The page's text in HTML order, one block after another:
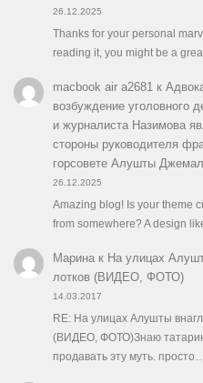
26.12.2025
Thanks for your personal
reading it, you might be a
macbook air a2681 к
возбуждение уголовного
и журналиста Назимова
стороны руководителя
горсовете Алушты
26.12.2025
Amazing blog! Is your theme
from somewhere? A design
Маринак На улицах
лотков (ВИДЕО, ФОТО)
14.03.2017
RE: На улицах Алушты
(ВИДЕО, ФОТО)Знаю
продавать эту муть. просто…